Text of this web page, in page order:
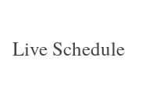
Live Schedule